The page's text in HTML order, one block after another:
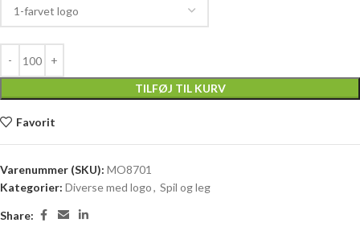
TILFØJ TIL KURV
Favorit
Varenummer (SKU): MO8701
Kategorier: Diverse med logo, Spil og leg
Share: